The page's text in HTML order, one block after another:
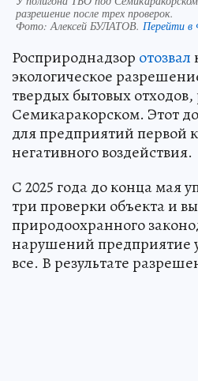
разрешение после трех проверок.
Фото:Алексей БУЛАТОВ. Перейти
Росприроднадзор отозвал
экологическое
твердых бытовых
Семикаракорском. Этот
для предприятий первой
негативного воздействия.
С 2025 года до конца мая
три проверки объекта и
природоохранного
нарушений предприятие
все. В результате